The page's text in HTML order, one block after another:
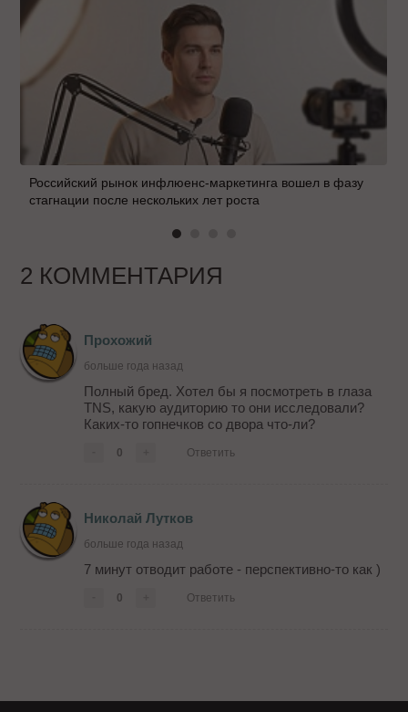
Российский рынок инфлюенс-маркетинга вошел в фазу
стагнации после нескольких лет роста
2 КОММЕНТАРИЯ
Прохожий
больше года назад
Полный бред. Хотел бы я посмотреть в глаза
TNS, какую аудиторию то они исследовали?
Каких-то гопнечков со двора что-ли?
0 Ответить
Николай Лутков
больше года назад
7 минут отводит работе - перспективно-то как )
0 Ответить